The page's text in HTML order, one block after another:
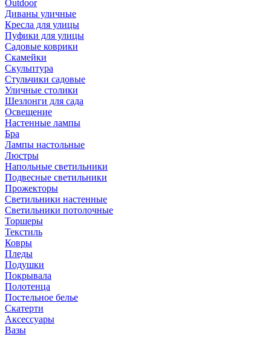
Outdoor
Диваны уличные
Кресла для улицы
Пуфики для улицы
Садовые коврики
Скамейки
Скульптура
Стульчики садовые
Уличные столики
Шезлонги для сада
Освещение
Hастенные лампы
Бра
Лампы настольные
Люстры
Напольные светильники
Подвесные светильники
Прожекторы
Светильники настенные
Светильники потолочные
Торшеры
Текстиль
Ковры
Пледы
Подушки
Покрывала
Полотенца
Постельное белье
Скатерти
Аксессуары
Вазы